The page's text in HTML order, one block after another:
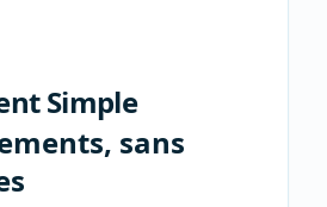
Simple
sans